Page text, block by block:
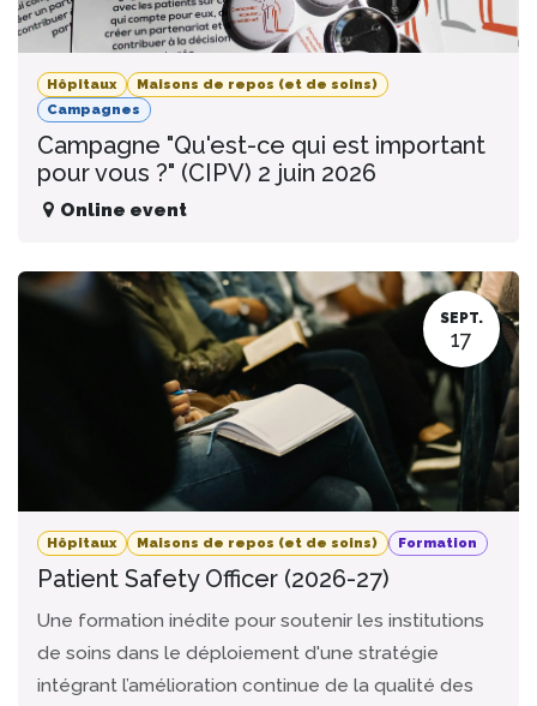
Hôpitaux
Maisons de repos (et de soins)
Campagnes
Campagne "Qu'est-ce qui est important
pour vous ?" (CIPV) 2 juin 2026
Online event
SEPT.
17
Hôpitaux Maisons de repos (et de soins) Formation
Patient Safety Officer (2026-27)
Une formation inédite pour soutenir les institutions
de soins dans le déploiement d'une stratégie
intégrant l’amélioration continue de la qualité des